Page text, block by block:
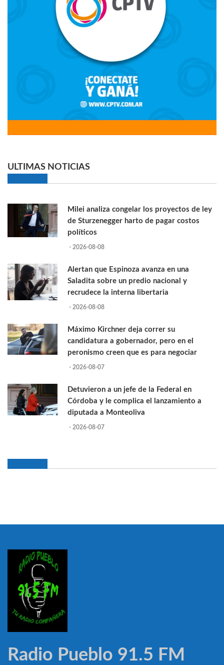
ULTIMAS NOTICIAS
Milei analiza congelar los proyectos de ley
de Sturzenegger harto de pagar costos
políticos
- 2026-08-08
Alertan que Espinoza avanza en una
Saladita sobre un predio nacional y
recrudece la interna libertaria
- 2026-08-08
Máximo Kirchner deja correr su
candidatura a gobernador, pero en el
peronismo creen que es para negociar
- 2026-08-07
Detuvieron a un jefe de la Federal en
Córdoba y le complica el lanzamiento a
diputada a Monteoliva
- 2026-08-07
Radio Pueblo 91.5 FM